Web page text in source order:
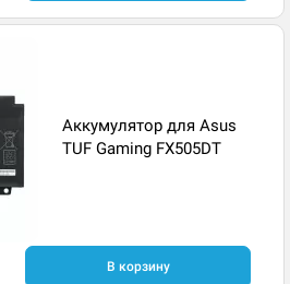
Аккумулятор для Asus
TUF Gaming FX505DT
В корзину